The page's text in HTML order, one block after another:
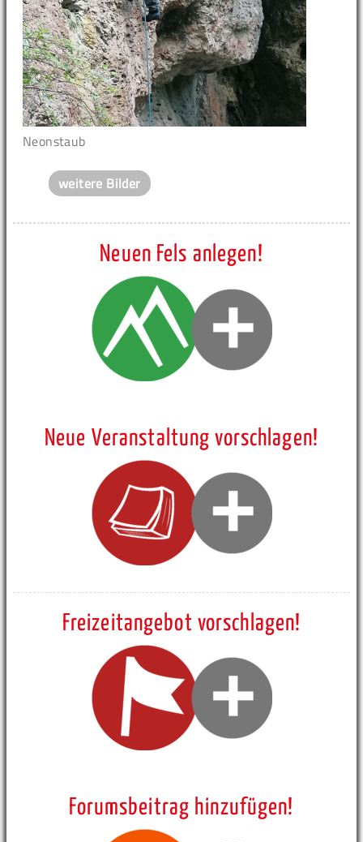
Neonstaub
weitere Bilder
Neuen Fels anlegen!
Neue Veranstaltung vorschlagen!
Freizeitangebot vorschlagen!
Forumsbeitrag hinzufügen!